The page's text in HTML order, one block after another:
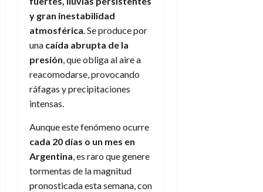
y gran inestabilidad
atmosférica. Se produce por
una caída abrupta de la
presión, que obliga al aire a
reacomodarse, provocando
ráfagas y precipitaciones
intensas.
Aunque este fenómeno ocurre
cada 20 días o un mes en
Argentina, es raro que genere
tormentas de la magnitud
pronosticada esta semana, con